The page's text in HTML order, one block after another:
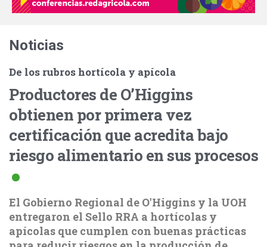
Noticias
De los rubros hortícola y apícola
Productores de O’Higgins
obtienen por primera vez
certificación que acredita bajo
riesgo alimentario en sus procesos
El Gobierno Regional de O'Higgins y la UOH
entregaron el Sello RRA a hortícolas y
apícolas que cumplen con buenas prácticas